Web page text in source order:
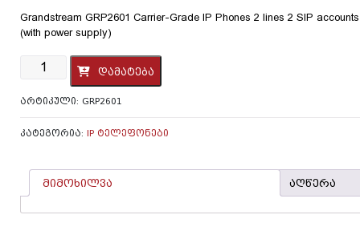
Grandstream GRP2601 Carrier-Grade IP Phones 2 lines 2 SIP
(with power supply)
რაოდენობა:
ტელეფონი
-
GRP2601
დამატება
ᲐᲠᲢᲘᲙᲣᲚᲘ: GRP2601
ᲙᲐᲢᲔᲒᲝᲠᲘᲐ: IP ᲢᲔᲚᲔᲤᲝᲜᲔᲑᲘ
მიმოხილვა აღწერა